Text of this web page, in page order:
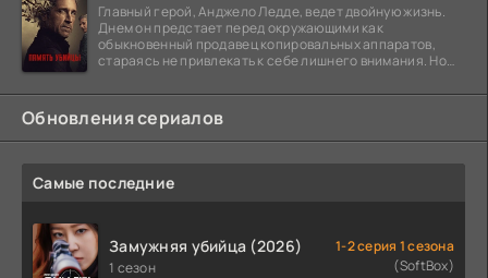
Главный герой, Анджело Ледде, ведет двойную жизнь.
Днем он предстает перед окружающими как
обыкновенный продавец копировальных аппаратов,
стараясь не привлекать к себе лишнего внимания. Но
Обновления сериалов
Самые последние
Замужняя убийца (2026)
1 сезон
1-2 серия 1 сезона
(SoftBox)